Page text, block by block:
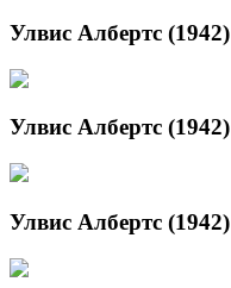
Улвис Албертс (1942)
Улвис Албертс (1942)
Улвис Албертс (1942)